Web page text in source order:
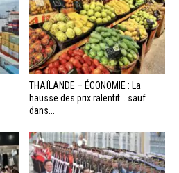
THAÏLANDE – ÉCONOMIE : La
hausse des prix ralentit… sauf
dans...